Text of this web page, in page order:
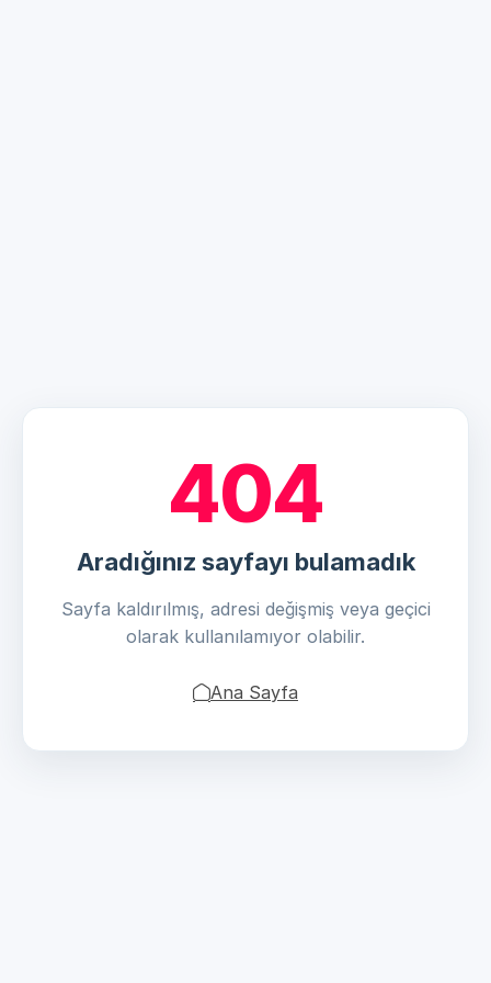
404
Aradığınız sayfayı bulamadık
Sayfa kaldırılmış, adresi değişmiş veya geçici
olarak kullanılamıyor olabilir.
Ana Sayfa